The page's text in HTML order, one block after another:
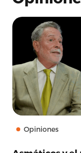
Opiniones